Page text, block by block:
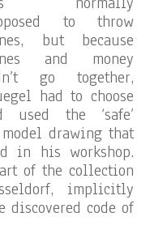
to throw
but because
and money
go together,
had to choose
used the ‘safe’
drawing that
in his workshop.
of the collection
implicitly
discovered code of